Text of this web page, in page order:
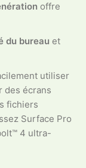
offre
du bureau et
utiliser
des écrans
fichiers
Surface Pro
4 ultra-